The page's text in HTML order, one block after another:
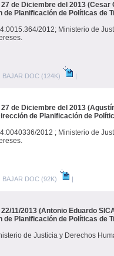
27 de Diciembre del 2013
Planificación de Políticas de
2012; Ministerio de
BAJAR DOC (124K) |
27 de Diciembre del 2013
de Planificación de
2012 ; Ministerio de
BAJAR DOC (92K) |
11/2013 (Antonio Eduardo
Planificación de Políticas de
de Justicia y Derechos